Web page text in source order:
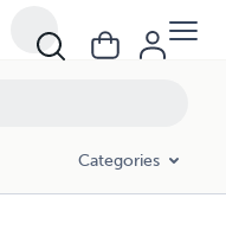
Categories